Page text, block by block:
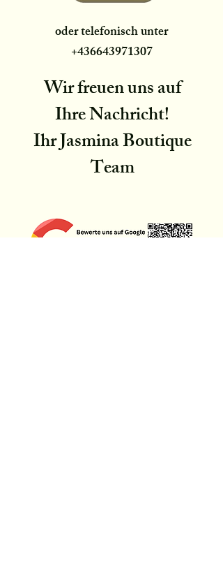
oder telefonisch unter
+436643971307
Wir freuen uns auf
Ihre Nachricht!
Ihr Jasmina Boutique
Team